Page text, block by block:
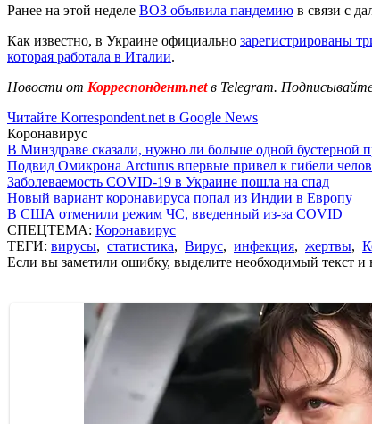
Ранее на этой неделе ВОЗ объявила пандемию в связи с
Как известно, в Украине официально зарегистрированы
которая работала в Италии.
Новости от Корреспондент.netв Telegram.
Читайте Korrespondent.net в Google News
Коронавирус
В Минздраве сказали, нужно ли больше одной бустерной
Подвид Омикрона Arcturus впервые привел к гибели
Заболеваемость COVID-19 в Украине пошла на спад
Новый вариант коронавируса попал из Индии в Европу
В США отменили режим ЧС, введенный из-за COVID
СПЕЦТЕМА: Коронавирус
ТЕГИ: вирусы, статистика, Вирус, инфекция, жертвы,
Если вы заметили ошибку, выделите необходимый текст